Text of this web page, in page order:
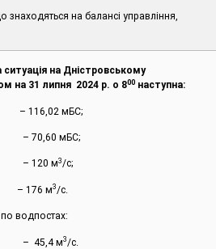
знаходяться на балансі управління,
на Дністровському
на 31 липня 2024 р. о 800 наступна:
116,02 мБС;
– 70,60 мБС;
– 120 м3/с;
176 м3/с.
по водпостах:
м3 /с.